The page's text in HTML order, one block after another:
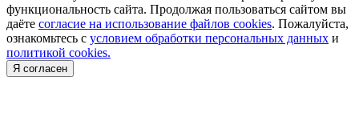
функциональность сайта. Продолжая пользоваться сайтом вы
даёте согласие на использование файлов cookies. Пожалуйста,
ознакомьтесь с условием обработки персональных данных и
политикой cookies.
Я согласен